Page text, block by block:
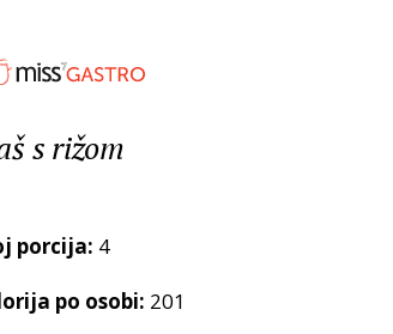
s rižom
porcija: 4
po osobi: 201